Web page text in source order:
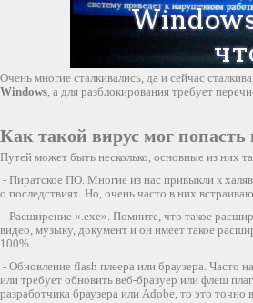
Очень многие сталкивались, да и сейчас
Windows, а для разблокирования требует
Как такой вирус мог
Путей может быть несколько, основные из них
- Пиратское ПО. Многие из нас привыкли к
о последствиях. Но, очень часто в них
- Расширение «.exe». Помните, что такое
видео, музыку, документ и он имеет такое
100%.
- Обновление flash плеера или браузера. Часто
или требует обновить веб-бразуер или флеш
разработчика браузера или Adobe, то это точно